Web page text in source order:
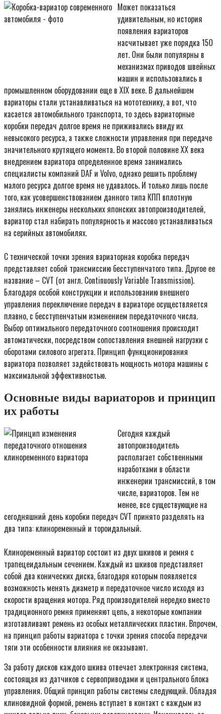
Может показаться
удивительным, но история
появления вариаторов
насчитывает уже порядка 150
лет. Они были популярны в
механизмах приводов швейных
машин и использовались в
промышленном оборудовании еще в ХIX веке. В дальнейшем
вариаторы стали устанавливаться на мототехнику, а вот, что
касается автомобильного транспорта, то здесь вариаторные
коробки передач долгое время не приживались ввиду их
невысокого ресурса, а также сложности управления при передаче
значительного крутящего момента. Во второй половине ХХ века
внедрением вариатора определенное время занимались
специалисты компаний DAF и Volvo, однако решить проблему
малого ресурса долгое время не удавалось. И только лишь после
того, как усовершенствованием данного типа КПП вплотную
занялись инженеры нескольких японских автопроизводителей,
вариатор стал набирать популярность и массово устанавливаться
на серийных автомобилях.
С технической точки зрения вариаторная коробка передач
представляет собой трансмиссию бесступенчатого типа. Другое ее
название – CVT (от англ. Continuously Variable Transmission).
Благодаря особой конструкции и использованию внешнего
управления переключение передач в вариаторе осуществляется
плавно, с бесступенчатым изменением передаточного числа.
Выбор оптимального передаточного соотношения происходит
автоматически, посредством сопоставления внешней нагрузки с
оборотами силового агрегата. Принцип функционирования
вариатора позволяет задействовать мощность мотора машины с
максимальной эффективностью.
Основные виды вариаторов и принцип
их работы
Сегодня каждый
автопроизводитель
располагает собственными
наработками в области
инженерии трансмиссий, в том
числе, вариаторов. Тем не
менее, все существующие на
сегодняшний день коробки передач CVT принято разделять на
два типа: клиноременный и тороидальный.
Клиноременный вариатор состоит из двух шкивов и ремня с
трапецеидальным сечением. Каждый из шкивов представляет
собой два конических диска, благодаря которым появляется
возможность менять диаметр и передаточное число исходя из
скорости вращения мотора. Ряд производителей нередко вместо
традиционного ремня применяют цепь, а некоторые компании
изготавливают ремень из особых металлических пластин. Впрочем,
на принцип работы вариатора с точки зрения способа передачи
тяги эти особенности влияния не оказывают.
За работу дисков каждого шкива отвечает электронная система,
состоящая из датчиков с сервоприводами и центрального блока
управления. Общий принцип работы системы следующий. Обладая
клиновидной формой, ремень вступает в контакт с каждым из